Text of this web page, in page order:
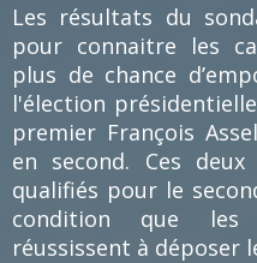
Les résultats du
pour connaitre les
plus de chance
l'élection
premier François
en second. Ces
qualifiés pour le
condition que les
réussissent à déposer